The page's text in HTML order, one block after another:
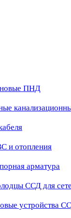
ПНД
и отопления
арматура
ССД для
устройства